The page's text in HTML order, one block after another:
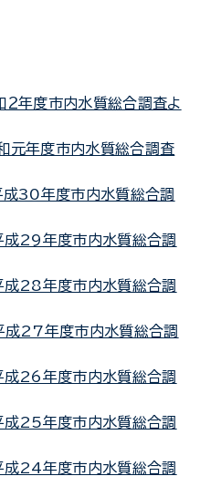
２年度市内水質総合調査よ
元年度市内水質総合調査
30年度市内水質総合調
成29年度市内水質総合調
成28年度市内水質総合調
成27年度市内水質総合調
成26年度市内水質総合調
成25年度市内水質総合調
成24年度市内水質総合調